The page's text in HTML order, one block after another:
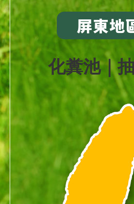
屏東地
化糞池｜